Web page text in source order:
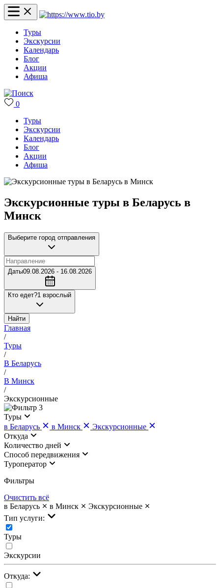
Туры
Экскурсии
Календарь
Блог
Акции
Афиша
0
Туры
Экскурсии
Календарь
Блог
Акции
Афиша
Экскурсионные туры в Беларусь в
Минск
Выберите город отправления
Даты09.08.2026 - 16.08.2026
Кто едет?1 взрослый
Найти
Главная
/
Туры
/
В Беларусь
/
В Минск
/
Экскурсионные
3
Туры
в Беларусь
в Минск
Экскурсионные
Откуда
Количество дней
Cпособ передвижения
Туроператор
Фильтры
Очистить всё
в Беларусь
в Минск
Экскурсионные
Тип услуги:
Туры
Экскурсии
Откуда: